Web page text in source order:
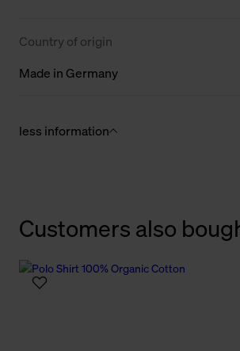
Country of origin
Made in Germany
less information
Customers also